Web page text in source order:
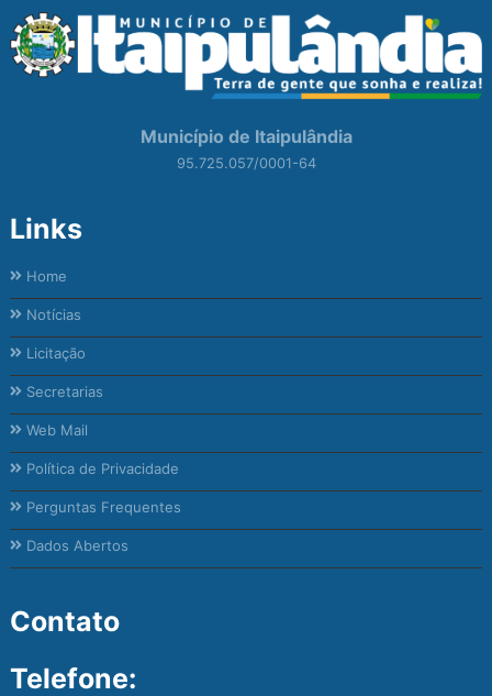
Município de Itaipulândia
95.725.057/0001-64
Links
Home
Notícias
Licitação
Secretarias
Web Mail
Política de Privacidade
Perguntas Frequentes
Dados Abertos
Contato
Telefone: